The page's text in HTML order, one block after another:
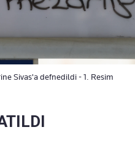
Sivas'a defnedildi - 1. Resim